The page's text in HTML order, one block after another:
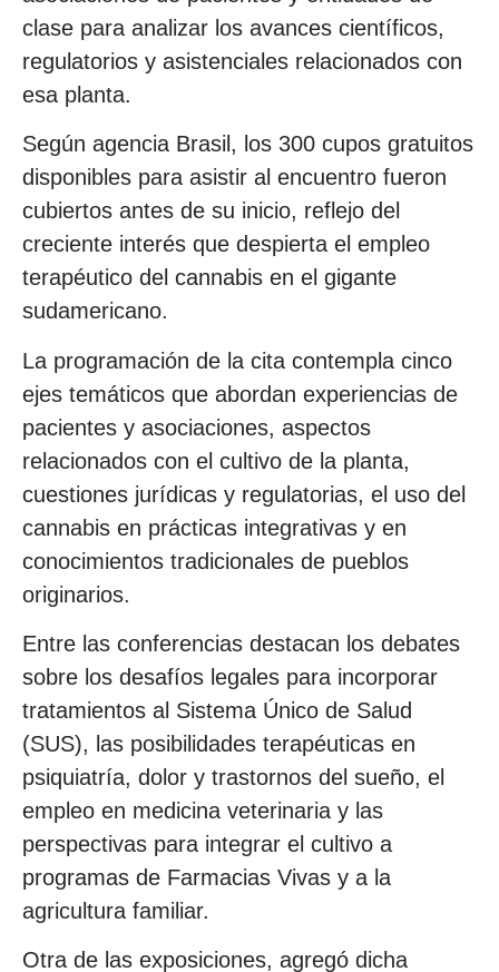
clase para analizar los avances científicos,
regulatorios y asistenciales relacionados con
esa planta.
Según agencia Brasil, los 300 cupos gratuitos
disponibles para asistir al encuentro fueron
cubiertos antes de su inicio, reflejo del
creciente interés que despierta el empleo
terapéutico del cannabis en el gigante
sudamericano.
La programación de la cita contempla cinco
ejes temáticos que abordan experiencias de
pacientes y asociaciones, aspectos
relacionados con el cultivo de la planta,
cuestiones jurídicas y regulatorias, el uso del
cannabis en prácticas integrativas y en
conocimientos tradicionales de pueblos
originarios.
Entre las conferencias destacan los debates
sobre los desafíos legales para incorporar
tratamientos al Sistema Único de Salud
(SUS), las posibilidades terapéuticas en
psiquiatría, dolor y trastornos del sueño, el
empleo en medicina veterinaria y las
perspectivas para integrar el cultivo a
programas de Farmacias Vivas y a la
agricultura familiar.
Otra de las exposiciones, agregó dicha